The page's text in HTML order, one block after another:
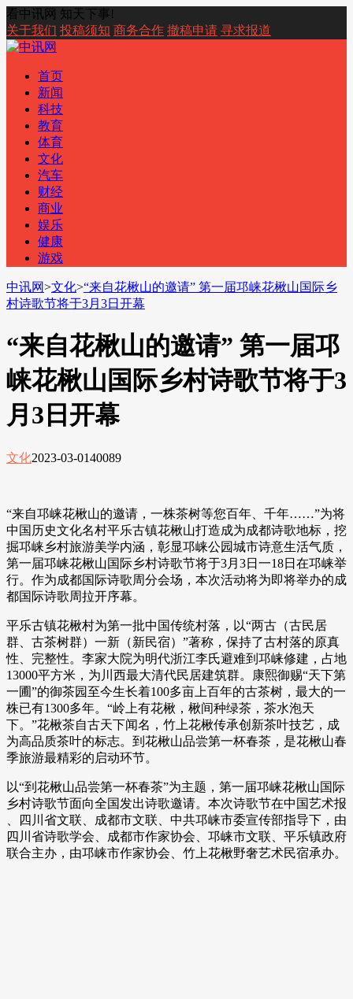
看中讯网 知天下事!
关于我们 投稿须知 商务合作 撤稿申请 寻求报道
首页
新闻
科技
教育
体育
文化
汽车
财经
商业
娱乐
健康
游戏
中讯网>文化>“来自花楸山的邀请” 第一届邛崃花楸山国际乡
村诗歌节将于3月3日开幕
“来自花楸山的邀请” 第一届邛
崃花楸山国际乡村诗歌节将于3
月3日开幕
文化2023-03-0140089
“来自邛崃花楸山的邀请，一株茶树等您百年、千年……”为将
中国历史文化名村平乐古镇花楸山打造成为成都诗歌地标，挖
掘邛崃乡村旅游美学内涵，彰显邛崃公园城市诗意生活气质，
第一届邛崃花楸山国际乡村诗歌节将于3月3日一18日在邛崃举
行。作为成都国际诗歌周分会场，本次活动将为即将举办的成
都国际诗歌周拉开序幕。
平乐古镇花楸村为第一批中国传统村落，以“两古（古民居
群、古茶树群）一新（新民宿）”著称，保持了古村落的原真
性、完整性。李家大院为明代浙江李氏避难到邛崃修建，占地
13000平方米，为川西最大清代民居建筑群。康熙御赐“天下第
一圃”的御茶园至今生长着100多亩上百年的古茶树，最大的一
株已有1300多年。“岭上有花楸，楸间种绿茶，茶水泡天
下。”花楸茶自古天下闻名，竹上花楸传承创新茶叶技艺，成
为高品质茶叶的标志。到花楸山品尝第一杯春茶，是花楸山春
季旅游最精彩的启动环节。
以“到花楸山品尝第一杯春茶”为主题，第一届邛崃花楸山国际
乡村诗歌节面向全国发出诗歌邀请。本次诗歌节在中国艺术报
、四川省文联、成都市文联、中共邛崃市委宣传部指导下，由
四川省诗歌学会、成都市作家协会、邛崃市文联、平乐镇政府
联合主办，由邛崃市作家协会、竹上花楸野奢艺术民宿承办。